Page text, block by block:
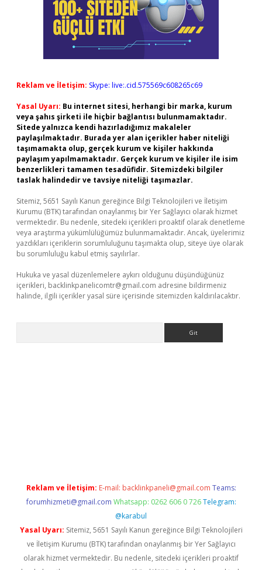
Reklam ve İletişim: Skype: live:.cid.575569c608265c69
Yasal Uyarı: Bu internet sitesi, herhangi bir marka, kurum
veya şahıs şirketi ile hiçbir bağlantısı bulunmamaktadır.
Sitede yalnızca kendi hazırladığımız makaleler
paylaşılmaktadır. Burada yer alan içerikler haber niteliği
taşımamakta olup, gerçek kurum ve kişiler hakkında
paylaşım yapılmamaktadır. Gerçek kurum ve kişiler ile isim
benzerlikleri tamamen tesadüfidir. Sitemizdeki bilgiler
taslak halindedir ve tavsiye niteliği taşımazlar.
Sitemiz, 5651 Sayılı Kanun gereğince Bilgi Teknolojileri ve İletişim
Kurumu (BTK) tarafından onaylanmış bir Yer Sağlayıcı olarak hizmet
vermektedir. Bu nedenle, sitedeki içerikleri proaktif olarak denetleme
veya araştırma yükümlülüğümüz bulunmamaktadır. Ancak, üyelerimiz
yazdıkları içeriklerin sorumluluğunu taşımakta olup, siteye üye olarak
bu sorumluluğu kabul etmiş sayılırlar.
Hukuka ve yasal düzenlemelere aykırı olduğunu düşündüğünüz
içerikleri, backlinkpanelicomtr@gmail.com adresine bildirmeniz
halinde, ilgili içerikler yasal süre içerisinde sitemizden kaldırılacaktır.
Reklam ve İletişim: E-mail: backlinkpaneli@gmail.com Teams:
forumhizmeti@gmail.com Whatsapp: 0262 606 0 726 Telegram:
@karabul
Yasal Uyarı: Sitemiz, 5651 Sayılı Kanun gereğince Bilgi Teknolojileri
ve İletişim Kurumu (BTK) tarafından onaylanmış bir Yer Sağlayıcı
olarak hizmet vermektedir. Bu nedenle, sitedeki içerikleri proaktif